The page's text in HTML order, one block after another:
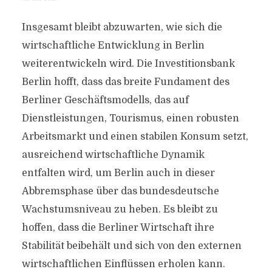
Insgesamt bleibt abzuwarten, wie sich die
wirtschaftliche Entwicklung in Berlin
weiterentwickeln wird. Die Investitionsbank
Berlin hofft, dass das breite Fundament des
Berliner Geschäftsmodells, das auf
Dienstleistungen, Tourismus, einen robusten
Arbeitsmarkt und einen stabilen Konsum setzt,
ausreichend wirtschaftliche Dynamik
entfalten wird, um Berlin auch in dieser
Abbremsphase über das bundesdeutsche
Wachstumsniveau zu heben. Es bleibt zu
hoffen, dass die Berliner Wirtschaft ihre
Stabilität beibehält und sich von den externen
wirtschaftlichen Einflüssen erholen kann.